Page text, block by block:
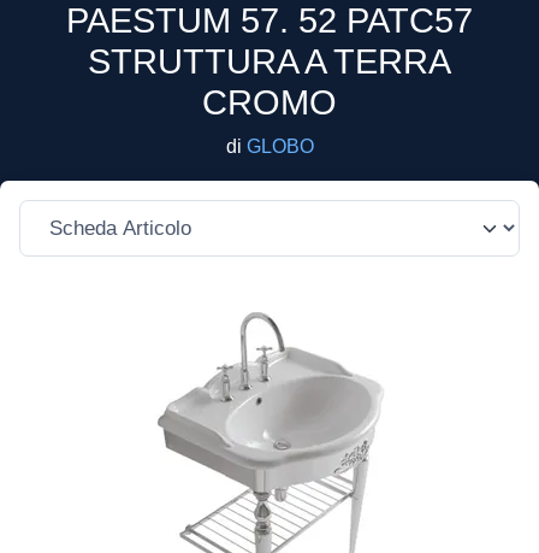
PAESTUM 57. 52 PATC57
STRUTTURA A TERRA
CROMO
di GLOBO